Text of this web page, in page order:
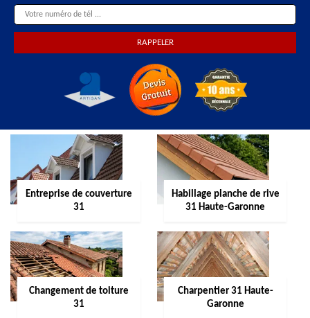
Entreprise de couverture
31
Habillage planche de rive
31 Haute-Garonne
Changement de toiture
31
Charpentier 31 Haute-
Garonne